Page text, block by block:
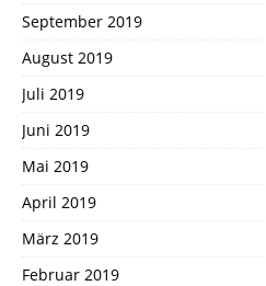
September 2019
August 2019
Juli 2019
Juni 2019
Mai 2019
April 2019
März 2019
Februar 2019